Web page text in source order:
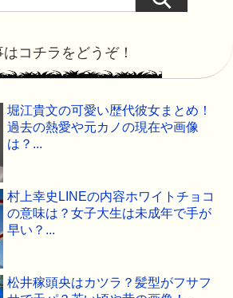
コチラをどうぞ！
堀江貴文の可愛い歴代彼女まとめ！
過去の熱愛や元カノの現在や画像
は？...
村上幸史LINEの内容ホワイトチョコ
の意味は？女子大生は未成年で手が
早い？...
松井稼頭央はカツラ？髪型がフサフ